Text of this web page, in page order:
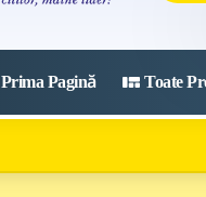
Prima Pagină Toate